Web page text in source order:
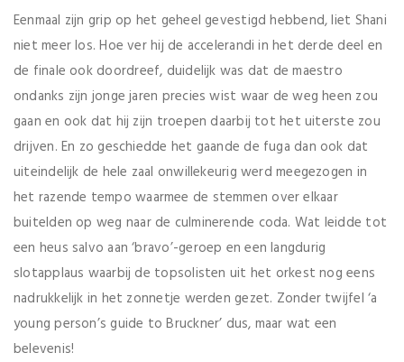
Eenmaal zijn grip op het geheel gevestigd hebbend, liet Shani
niet meer los. Hoe ver hij de accelerandi in het derde deel en
de finale ook doordreef, duidelijk was dat de maestro
ondanks zijn jonge jaren precies wist waar de weg heen zou
gaan en ook dat hij zijn troepen daarbij tot het uiterste zou
drijven. En zo geschiedde het gaande de fuga dan ook dat
uiteindelijk de hele zaal onwillekeurig werd meegezogen in
het razende tempo waarmee de stemmen over elkaar
buitelden op weg naar de culminerende coda. Wat leidde tot
een heus salvo aan ‘bravo’-geroep en een langdurig
slotapplaus waarbij de topsolisten uit het orkest nog eens
nadrukkelijk in het zonnetje werden gezet. Zonder twijfel ‘a
young person’s guide to Bruckner’ dus, maar wat een
belevenis!